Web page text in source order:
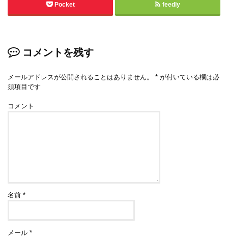
Pocket feedly
コメントを残す
メールアドレスが公開されることはありません。 * が付いている欄は必
須項目です
コメント
名前*
メール*